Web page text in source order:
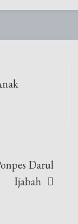
Darul
Ijabah